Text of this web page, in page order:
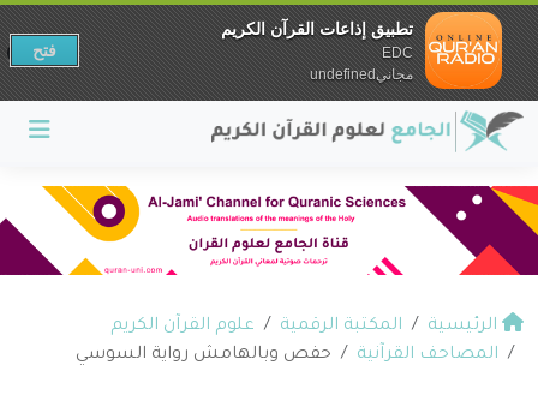
الرئيسية المكتبة الرقمية
علوم القرآن الكريم
المصاحف القرآنية
حفص وبالهامش رواية السوسي
تطبيق إذاعات القرآن الكريم
EDC
مجانيundefined
فتح